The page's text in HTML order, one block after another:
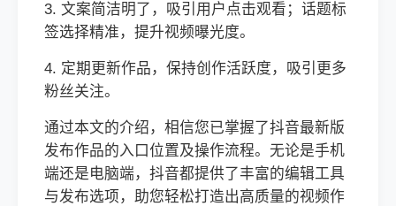
3. 文案简洁明了，吸引用户点击观看；话题标
签选择精准，提升视频曝光度。
4. 定期更新作品，保持创作活跃度，吸引更多
粉丝关注。
通过本文的介绍，相信您已掌握了抖音最新版
发布作品的入口位置及操作流程。无论是手机
端还是电脑端，抖音都提供了丰富的编辑工具
与发布选项，助您轻松打造出高质量的视频作